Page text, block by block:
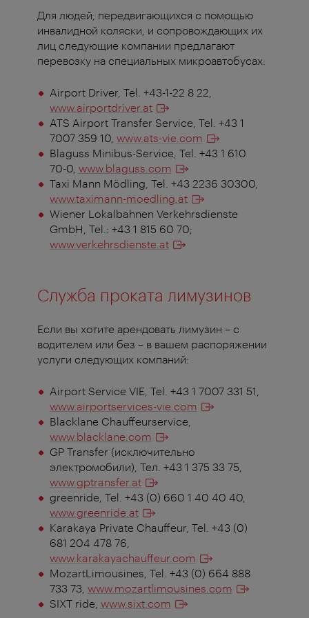
Для людей, передвигающихся с помощью
инвалидной коляски, и сопровождающих их
лиц следующие компании предлагают
перевозку на специальных микроавтобусах:
Airport Driver, Tel. +43-1-22 8 22,
www.airportdriver.at
ATS Airport Transfer Service, Tel. +43 1
7007 359 10, www.ats-vie.com
Blaguss Minibus-Service, Tel. +43 1 610
70-0, www.blaguss.com
Taxi Mann Mödling, Tel. +43 2236 30300,
www.taximann-moedling.at
Wiener Lokalbahnen Verkehrsdienste
GmbH, Tel.: +43 1 815 60 70;
www.verkehrsdienste.at
Служба проката лимузинов
Если вы хотите арендовать лимузин – с
водителем или без – в вашем распоряжении
услуги следующих компаний:
Airport Service VIE, Tel. +43 1 7007 331 51,
www.airportservices-vie.com
Blacklane Chauffeurservice,
www.blacklane.com
GP Transfer (исключительно
электромобили), Тел. +43 1 375 33 75,
www.gptransfer.at
greenride, Tel. +43 (0) 660 1 40 40 40,
www.greenride.at
Karakaya Private Chauffeur, Tel. +43 (0)
681 204 478 76,
www.karakayachauffeur.com
MozartLimousines, Tel. +43 (0) 664 888
733 73, www.mozartlimousines.com
SIXT ride, www.sixt.com